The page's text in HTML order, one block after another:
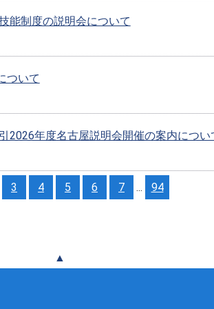
能制度の説明会について
ついて
2026年度名古屋説明会開催の案内につい
3 4 5 6 7 ... 94
▲